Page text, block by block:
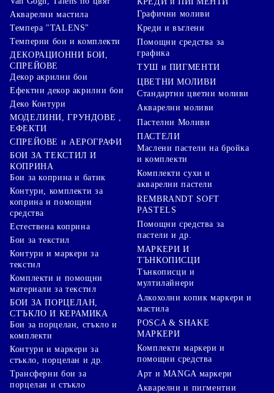
Акварелни мастила
Темпера "TALENS"
Темперни бои и комплекти
ДЕКОРАЦИОННИ БОИ,
СПРЕЙОВЕ
Декор акрилни бои
Ефектни декор акрилни бои
Деко Контури
МОДЕЛИНИ, ГРУНДОВЕ ,
ЕФЕКТИ
СПРЕЙОВЕ и АЕРОГРАФИ
БОИ ЗА ТЕКСТИЛ И
КОПРИНА
Бои за коприна и батик
Контури, комплекти за
коприна и помощни
средства
Естествена коприна
Бои за текстил
Контури и маркери за
текстил
Комплекти и помощни
материали за текстил
БОИ ЗА ПОРЦЕЛАН,
СТЪКЛО И КЕРАМИКА
Бои за порцелан, стъкло и
комплекти
Контури и маркери за
стъкло, порцелан и др.
Трансферни бои за
порцелан и стъкло
Графични моливи
Креди и въглени
Помощни средства за
графика
ТУШ и ПИГМЕНТИ
ЦВЕТНИ МОЛИВИ
Стандартни цветни моливи
Акварелни моливи
Пастелни Моливи
ПАСТЕЛИ
Маслени пастели на бройка
и комплекти
Комплекти сухи и
акварелни пастели
REMBRANDT SOFT
PASTELS
Помощни средства за
пастели и др.
МАРКЕРИ И
ТЪНКОПИСЦИ
Тънкописци и
мултилайнери
Алкохолни копик маркери и
мастила
POSCA & SHAKE
МАРКЕРИ
Комплекти маркери и
помощни средства
Арт и MANGA маркери
Акварелни и пигментни